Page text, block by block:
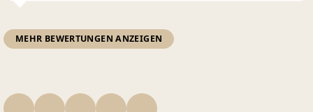
MEHR BEWERTUNGEN ANZEIGEN